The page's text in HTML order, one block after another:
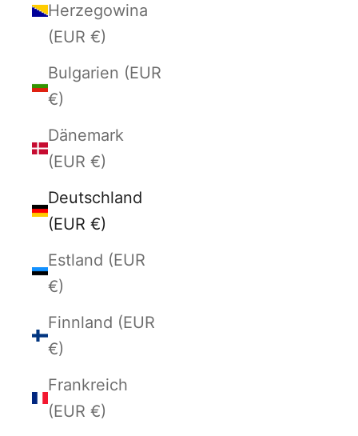
Herzegowina
(EUR €)
Bulgarien (EUR
€)
Dänemark
(EUR €)
Deutschland
(EUR €)
Estland (EUR
€)
Finnland (EUR
€)
Frankreich
(EUR €)